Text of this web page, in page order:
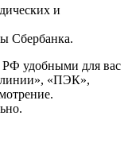
и
Сбербанка.
РФ удобными для вас
«ПЭК»,